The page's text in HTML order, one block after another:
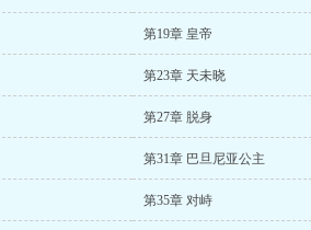
第19章 皇帝
第23章 天未晓
第27章 脱身
第31章 巴旦尼亚公主
第35章 对峙